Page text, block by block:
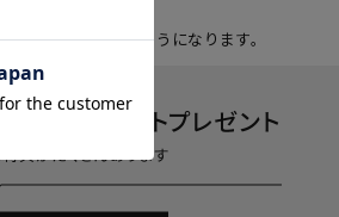
下さい。
買い物ができるようになります。